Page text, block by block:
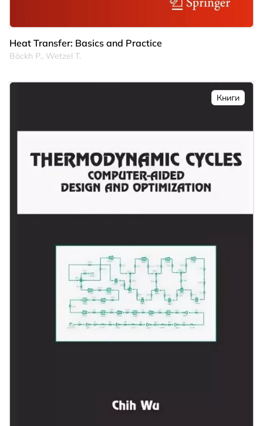
Heat Transfer: Basics and Practice
Böckh P., Wetzel T.
Книги